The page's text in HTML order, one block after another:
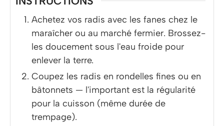
Achetez vos radis avec les fanes chez le
maraîcher ou au marché fermier. Brossez-
les doucement sous l'eau froide pour
enlever la terre.
Coupez les radis en rondelles fines ou en
bâtonnets — l'important est la régularité
pour la cuisson (même durée de
trempage).